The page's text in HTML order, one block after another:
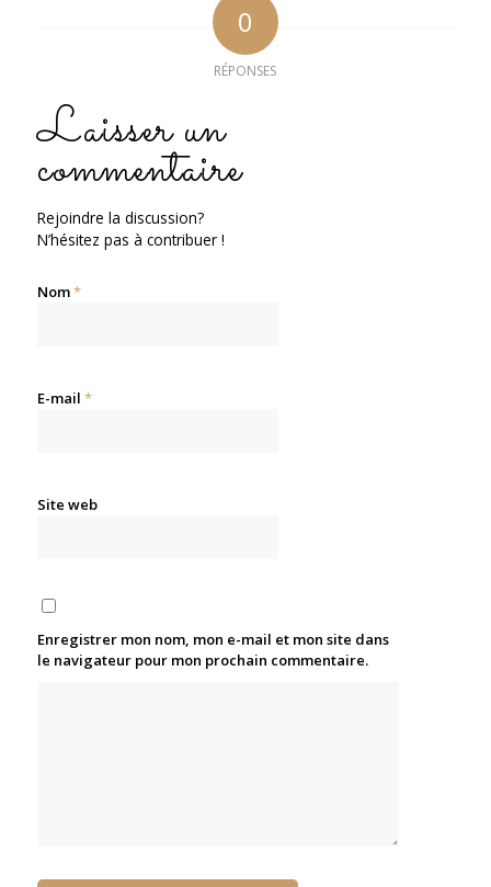
0
RÉPONSES
Laisser un
commentaire
Rejoindre la discussion?
N’hésitez pas à contribuer !
Nom*
E-mail *
Site web
Enregistrer mon nom, mon e-mail et mon site dans
le navigateur pour mon prochain commentaire.